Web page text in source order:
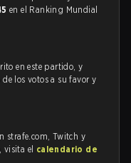
en el Ranking Mundial
en este partido, y
de los votos a su favor y
strafe.com, Twitch y
visita el calendario de